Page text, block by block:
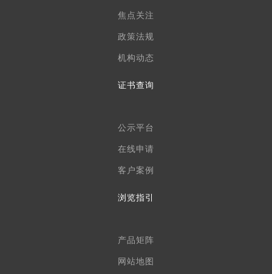
焦点关注
政策法规
机构动态
证书查询
公示平台
在线申请
客户案例
浏览指引
产品矩阵
网站地图